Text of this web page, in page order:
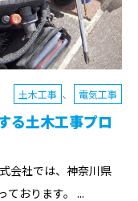
土木工事 、 電気工事
る土木工事プロ
会社では、神奈川県
ております。 ...